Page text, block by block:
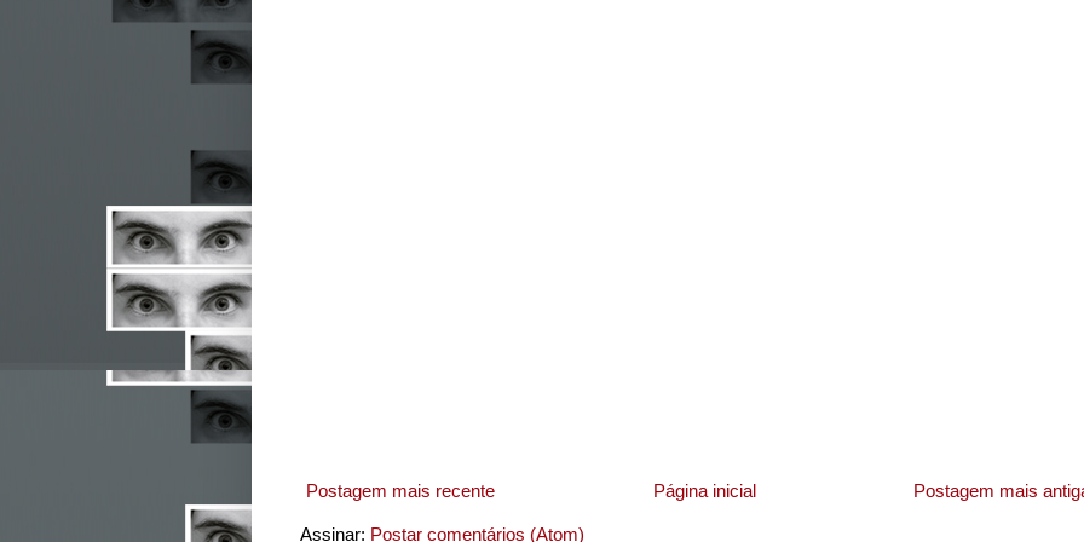
Postagem mais recente Postagem mais
Página inicial
Assinar: Postar comentários (Atom)